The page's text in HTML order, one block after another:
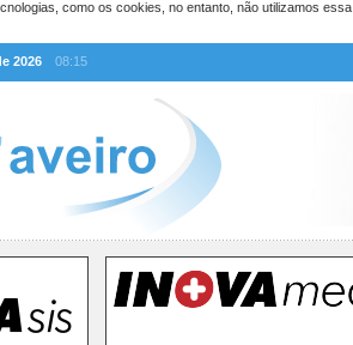
como os cookies, no entanto, não utilizamos
2026
08:15